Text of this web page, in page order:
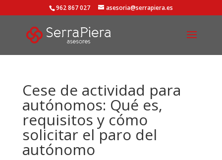
962 867 027 asesoria@serrapiera.es
Cese de actividad para
autónomos: Qué es,
requisitos y cómo
solicitar el paro del
autónomo